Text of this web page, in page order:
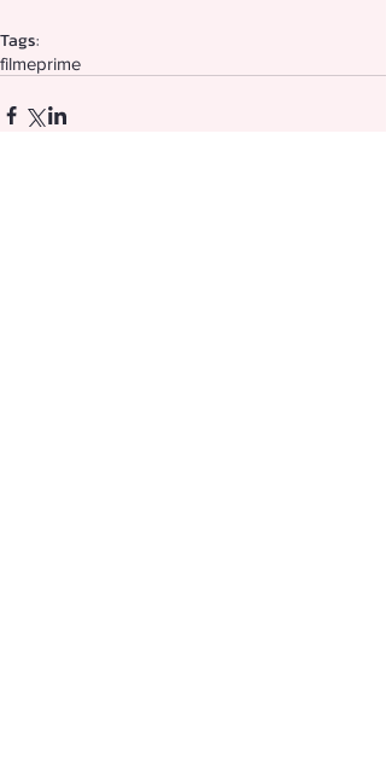
Tags:
filmeprime